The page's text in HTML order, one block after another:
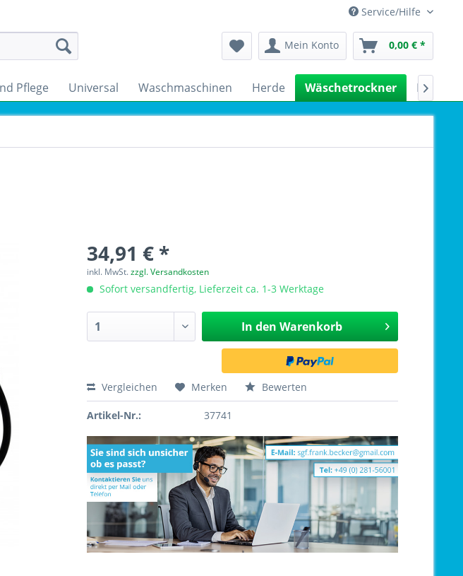
Service/Hilfe
Mein Konto 0,00 € *
Pflege Universal Waschmaschinen Herde Wäschetrockner 
34,91 € *
inkl. MwSt.zzgl. Versandkosten
Sofort versandfertig, Lieferzeit ca. 1-3 Werktage
In den Warenkorb
Vergleichen Merken Bewerten
Artikel-Nr.: 37741